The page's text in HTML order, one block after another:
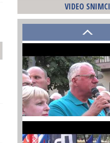
VIDEO SNIMCI